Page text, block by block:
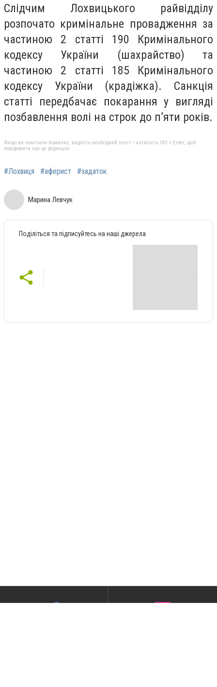
Слідчим Лохвицького райвідділу
розпочато кримінальне провадження за
частиною 2 статті 190 Кримінального
кодексу України (шахрайство) та
частиною 2 статті 185 Кримінального
кодексу України (крадіжка). Санкція
статті передбачає покарання у вигляді
позбавлення волі на строк до п’яти років.
Якщо ви помітили помилку, виділіть необхідний текст і натисніть Ctrl + Enter, щоб
повідомити про це редакцію
#Лохвиця #аферист #задаток
Марина Левчук
Поділіться та підписуйтесь на наші джерела